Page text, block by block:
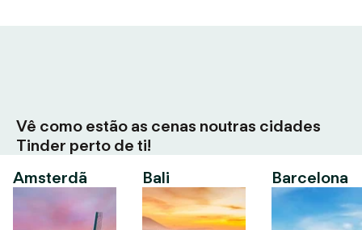
Vê como estão as cenas noutras cidades
Tinder perto de ti!
Amsterdã
Bali Barcelona